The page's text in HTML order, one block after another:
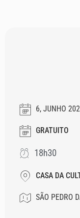
6, JUNHO
GRATUITO
18h30
CASA DA
SÃO PEDRO